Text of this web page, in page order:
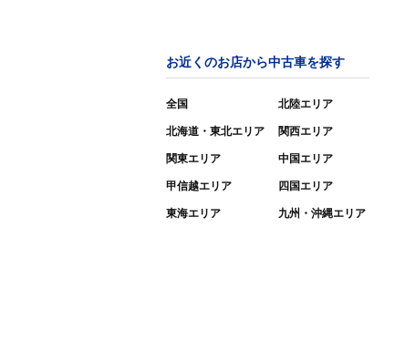
お近くのお店から中古車を探す
全国
北海道・東北エリア
関東エリア
甲信越エリア
東海エリア
北陸エリア
関西エリア
中国エリア
四国エリア
九州・沖縄エリア